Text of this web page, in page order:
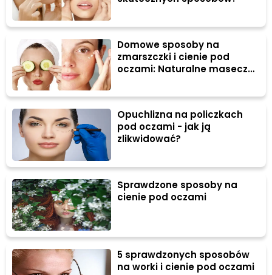
Domowe sposoby na
zmarszczki i cienie pod
oczami: Naturalne maseczki
Opuchlizna na policzkach
pod oczami - jak ją
zlikwidować?
Sprawdzone sposoby na
cienie pod oczami
5 sprawdzonych sposobów
na worki i cienie pod oczami